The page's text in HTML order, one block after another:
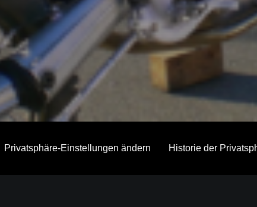
Privatsphäre-Einstellungen ändern Historie der